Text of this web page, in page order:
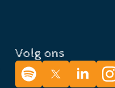
Volg ons